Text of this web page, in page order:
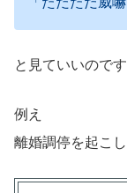
と見ていいのです
例え
離婚調停を起こ